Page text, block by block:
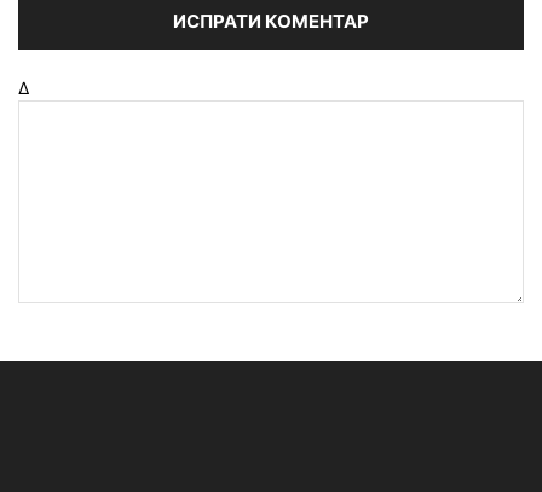
Δ